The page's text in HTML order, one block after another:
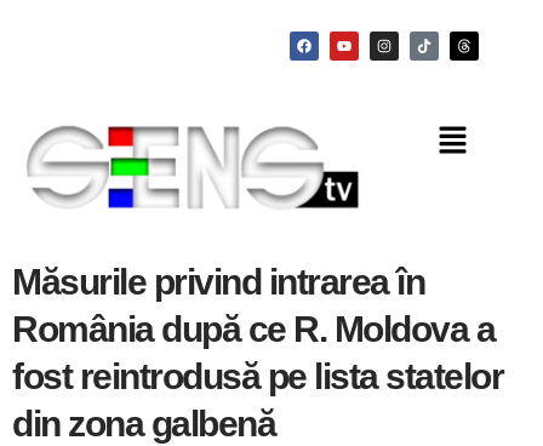
Măsurile privind intrarea în
România după ce R. Moldova a
fost reintrodusă pe lista statelor
din zona galbenă